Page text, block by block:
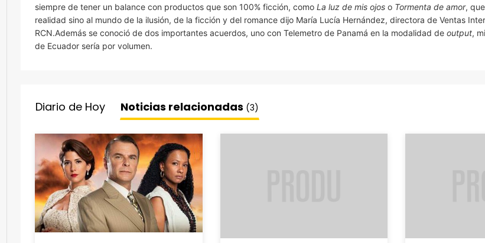
siempre de tener un balance con productos que son 100% ficción, como La luz de mis ojos o Tormenta de amor,
realidad sino al mundo de la ilusión, de la ficción y del romance dijo María Lucía Hernández, directora de Ventas
RCN.Además se conoció de dos importantes acuerdos, uno con Telemetro de Panamá en la modalidad de output,
de Ecuador sería por volumen.
Diario de Hoy Noticias relacionadas (3)